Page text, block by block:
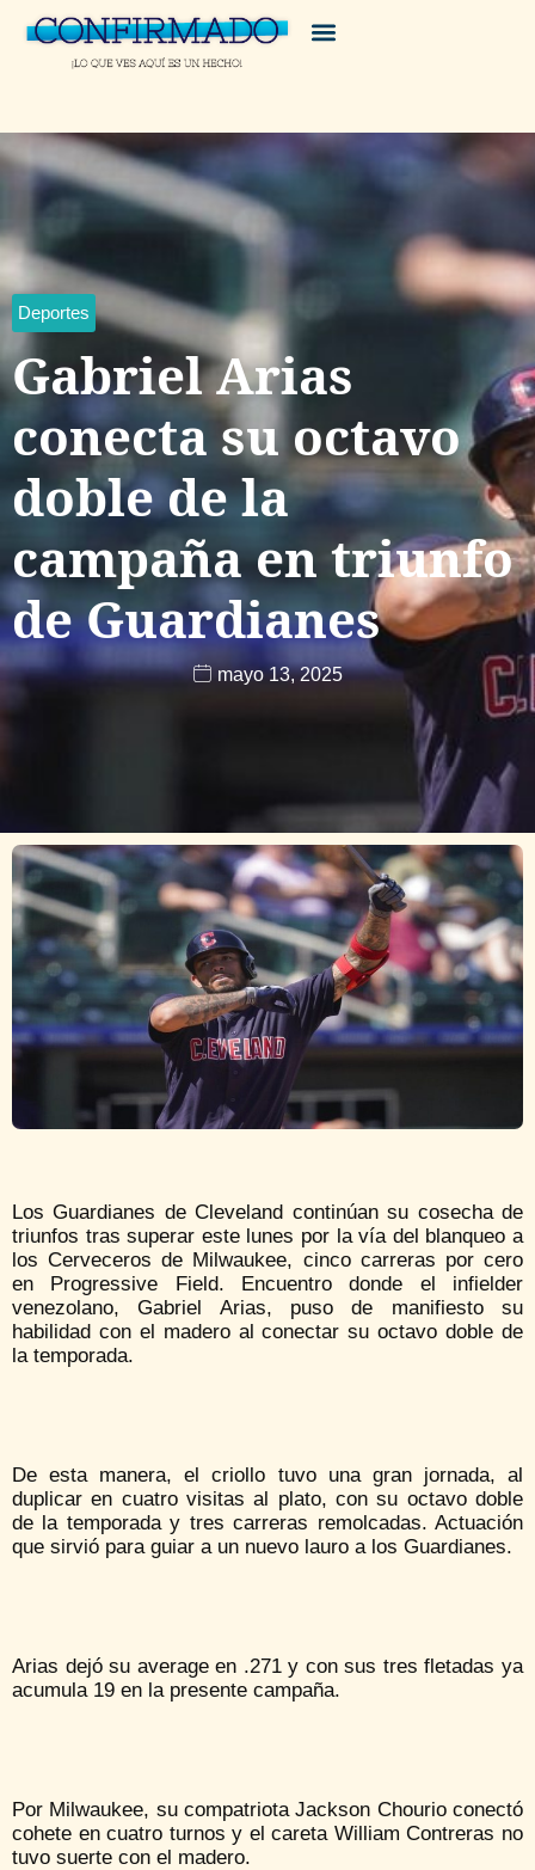
Deportes
Gabriel Arias
conecta su octavo
doble de la
campaña en triunfo
de Guardianes
mayo 13, 2025
Los Guardianes de Cleveland continúan su cosecha de
triunfos tras superar este lunes por la vía del blanqueo a
los Cerveceros de Milwaukee, cinco carreras por cero
en Progressive Field. Encuentro donde el infielder
venezolano, Gabriel Arias, puso de manifiesto su
habilidad con el madero al conectar su octavo doble de
la temporada.
De esta manera, el criollo tuvo una gran jornada, al
duplicar en cuatro visitas al plato, con su octavo doble
de la temporada y tres carreras remolcadas. Actuación
que sirvió para guiar a un nuevo lauro a los Guardianes.
Arias dejó su average en .271 y con sus tres fletadas ya
acumula 19 en la presente campaña.
Por Milwaukee, su compatriota Jackson Chourio conectó
cohete en cuatro turnos y el careta William Contreras no
tuvo suerte con el madero.